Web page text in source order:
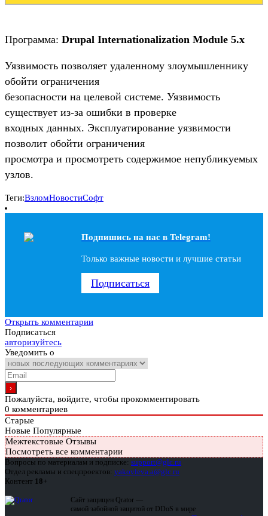
Программа: Drupal Internationalization Module 5.x
Уязвимость позволяет удаленному злоумышленнику
обойти ограничения
безопасности на целевой системе. Уязвимость
существует из-за ошибки в проверке
входных данных. Эксплуатирование уязвимости
позволит обойти ограничения
просмотра и просмотреть содержимое непубликуемых
узлов.
Теги:ВзломНовостиСофт
Подпишись на наc в Telegram!
Только важные новости и лучшие статьи
Подписаться
Открыть комментарии
Подписаться
авторизуйтесь
Уведомить о
Пожалуйста, войдите, чтобы прокомментировать
0 комментариев
Старые
Новые Популярные
Межтекстовые Отзывы
Посмотреть все комментарии
Вопросы по материалам и подписке: support@glc.ru
Отдел рекламы и спецпроектов: yakovleva.a@glc.ru
Контент 18+
Сайт защищен Qrator —
самой забойной защитой от DDoS в мире